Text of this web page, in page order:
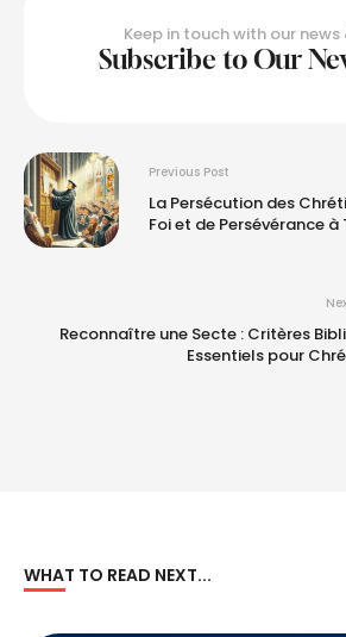
Keep in touch with our
Subscribe to Our
Previous Post
La Persécution des
Foi et de Persévérance à
Reconnaître une Secte : Critères
Essentiels pour
WHAT TO READ NEXT...